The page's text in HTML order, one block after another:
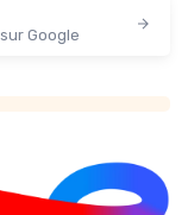
Google